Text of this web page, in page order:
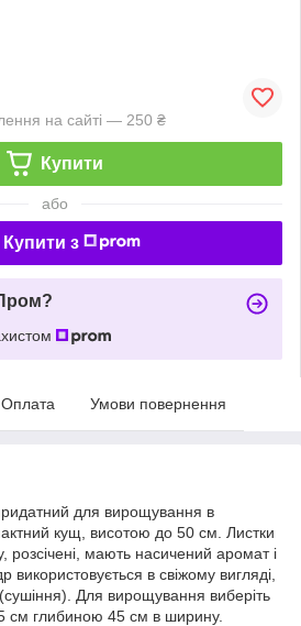
на сайті — 250 ₴
Купити
або
Купити з
Оплата Умови повернення
для вирощування в
кущ, висотою до 50 см. Листки
розсічені, мають насичений аромат і
в свіжому вигляді,
Для вирощування виберіть
см глибиною 45 см в ширину.